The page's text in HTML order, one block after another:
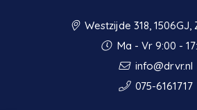
Westzijde 318, 1506GJ,
Ma - Vr 9:00 -
info@drvr.nl
075-6161717